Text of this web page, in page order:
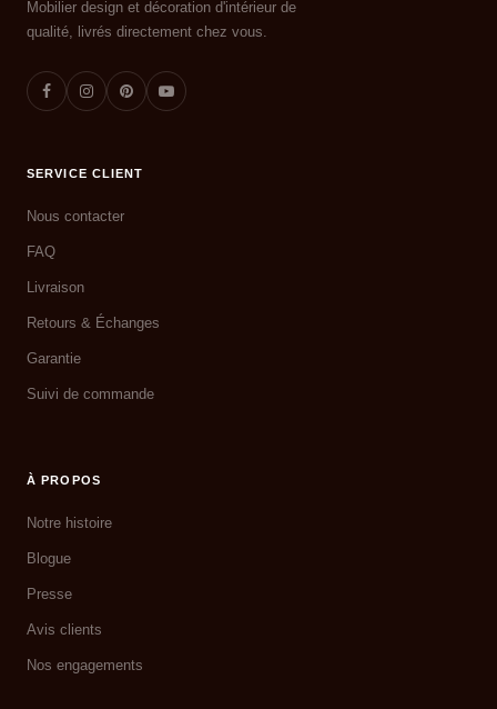
Mobilier design et décoration d'intérieur de
qualité, livrés directement chez vous.
SERVICE CLIENT
Nous contacter
FAQ
Livraison
Retours & Échanges
Garantie
Suivi de commande
À PROPOS
Notre histoire
Blogue
Presse
Avis clients
Nos engagements